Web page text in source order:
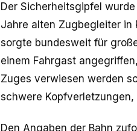
Der Sicherheitsgipfel
Jahre alten Zugbegleiter in
sorgte bundesweit für
einem Fahrgast
Zuges verwiesen werden
schwere
Den Angaben der Bahn